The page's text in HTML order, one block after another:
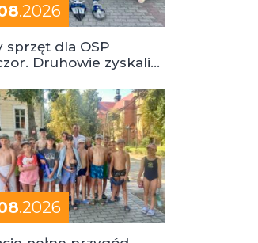
.2026
sprzęt dla OSP
Druhowie zyskali
.2026